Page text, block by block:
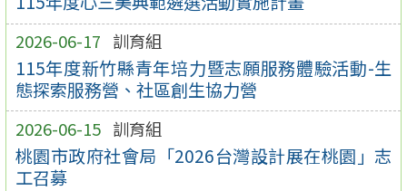
2026-06-17 訓育組
115年度新竹縣青年培力暨志願服務體驗活動-生
態探索服務營、社區創生協力營
2026-06-15 訓育組
桃園市政府社會局「2026台灣設計展在桃園」志
工召募